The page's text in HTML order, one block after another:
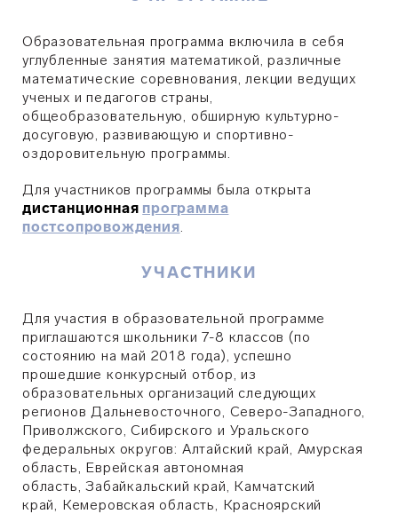
Образовательная программа включила в себя
углубленные занятия математикой, различные
математические соревнования, лекции ведущих
ученых и педагогов страны,
общеобразовательную, обширную культурно-
досуговую, развивающую и спортивно-
оздоровительную программы.
Для участников программы была открыта
дистанционная программа
постсопровождения.
УЧАСТНИКИ
Для участия в образовательной программе
приглашаются школьники 7-8 классов (по
состоянию на май 2018 года), успешно
прошедшие конкурсный отбор, из
образовательных организаций следующих
регионов Дальневосточного, Северо-Западного,
Приволжского, Сибирского и Уральского
федеральных округов: Алтайский край, Амурская
область, Еврейская автономная
область, Забайкальский край, Камчатский
край, Кемеровская область, Красноярский